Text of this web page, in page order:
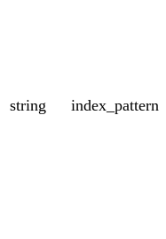
string index_pattern